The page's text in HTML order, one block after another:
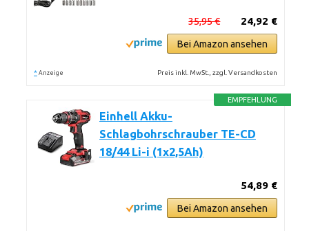
24,92 €
35,95 €
Bei Amazon ansehen
* Anzeige Preis inkl. MwSt., zzgl. Versandkosten
EMPFEHLUNG
Einhell Akku-
Schlagbohrschrauber TE-CD
18/44 Li-i (1x2,5Ah)
54,89 €
Bei Amazon ansehen